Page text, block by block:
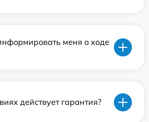
меня о ходе
действует гарантия?